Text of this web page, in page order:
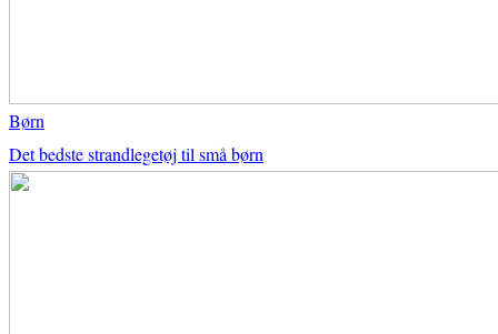
Børn
Det bedste strandlegetøj til små børn